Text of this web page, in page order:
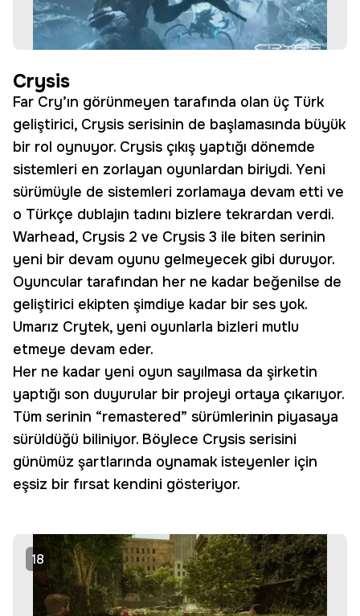
Crysis
Far Cry’ın görünmeyen tarafında olan üç Türk
geliştirici, Crysis serisinin de başlamasında büyük
bir rol oynuyor. Crysis çıkış yaptığı dönemde
sistemleri en zorlayan oyunlardan biriydi. Yeni
sürümüyle de sistemleri zorlamaya devam etti ve
o Türkçe dublajın tadını bizlere tekrardan verdi.
Warhead, Crysis 2 ve Crysis 3 ile biten serinin
yeni bir devam oyunu gelmeyecek gibi duruyor.
Oyuncular tarafından her ne kadar beğenilse de
geliştirici ekipten şimdiye kadar bir ses yok.
Umarız Crytek, yeni oyunlarla bizleri mutlu
etmeye devam eder.
Her ne kadar yeni oyun sayılmasa da şirketin
yaptığı son duyurular bir projeyi ortaya çıkarıyor.
Tüm serinin “remastered” sürümlerinin piyasaya
sürüldüğü biliniyor. Böylece Crysis serisini
günümüz şartlarında oynamak isteyenler için
eşsiz bir fırsat kendini gösteriyor.
18